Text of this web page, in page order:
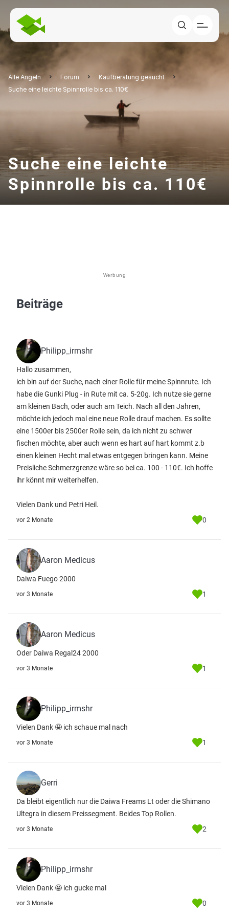
Alle Angeln Forum
Kaufberatung gesucht
Suche eine leichte Spinnrolle bis ca. 110€
Suche eine leichte
Spinnrolle bis ca. 110€
Werbung
Beiträge
Philipp_irmshr
Hallo zusammen,
ich bin auf der Suche, nach einer Rolle für meine Spinnrute. Ich
habe die Gunki Plug - in Rute mit ca. 5-20g. Ich nutze sie gerne
am kleinen Bach, oder auch am Teich. Nach all den Jahren,
möchte ich jedoch mal eine neue Rolle drauf machen. Es sollte
eine 1500er bis 2500er Rolle sein, da ich nicht zu schwer
fischen möchte, aber auch wenn es hart auf hart kommt z.b
einen kleinen Hecht mal etwas entgegen bringen kann. Meine
Preisliche Schmerzgrenze wäre so bei ca. 100 - 110€. Ich hoffe
ihr könnt mir weiterhelfen.
Vielen Dank und Petri Heil.
vor 2 Monate 0
Aaron Medicus
Daiwa Fuego 2000
vor 3 Monate 1
Aaron Medicus
Oder Daiwa Regal24 2000
vor 3 Monate 1
Philipp_irmshr
Vielen Dank 🤩 ich schaue mal nach
vor 3 Monate 1
Gerri
Da bleibt eigentlich nur die Daiwa Freams Lt oder die Shimano
Ultegra in diesem Preissegment. Beides Top Rollen.
vor 3 Monate 2
Philipp_irmshr
Vielen Dank 🤩 ich gucke mal
vor 3 Monate 0